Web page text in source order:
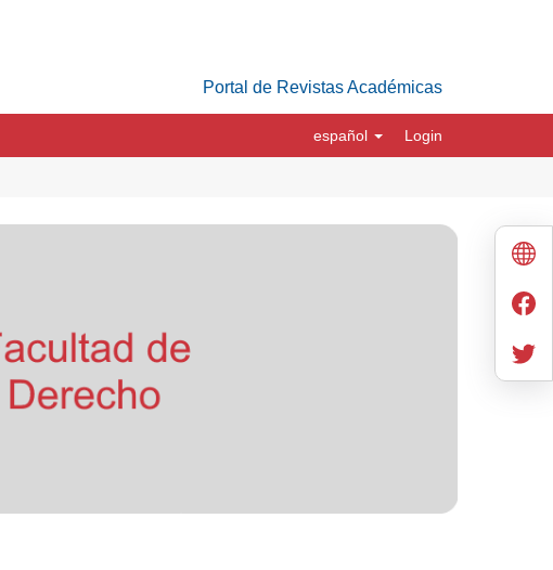
Portal de Revistas Académicas
español Login